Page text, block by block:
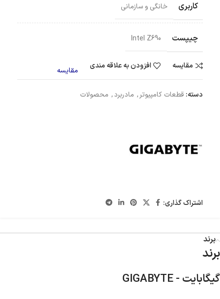
کاربری خانگی و سازمانی
چیپست Intel Z690
مقایسه افزودن به علاقه مندی مقایسه
دسته: قطعات کامپیوتر , مادربرد, محصولات
اشتراک گذاری:
برند
برند
گیگابایت - GIGABYTE